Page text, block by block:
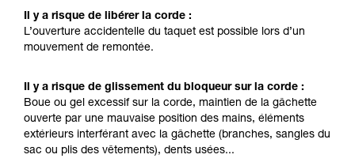
avec un professionnel votre capacité à refaire
la manipulation, seul, en toute sécurité, avant
de la reproduire en autonomie.
liées à votre activité. Il peut en exister d’autres
que nous ne décrivons pas ici.
Il y a risque de libérer la corde :
L’ouverture accidentelle du taquet est possible lors d’un
mouvement de remontée.
Il y a risque de glissement du bloqueur sur la corde :
Boue ou gel excessif sur la corde, maintien de la gâchette
ouverte par une mauvaise position des mains, éléments
extérieurs interférant avec la gâchette (branches, sangles du
sac ou plis des vêtements), dents usées...